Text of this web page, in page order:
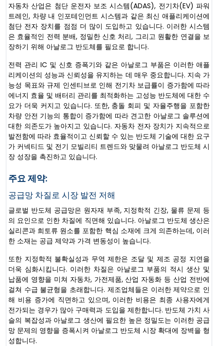
자동차 산업은 첨단 운전자 보조 시스템(ADAS), 전기차(EV) 파워
트레인, 차량 내 인포테인먼트 시스템과 같은 최신 애플리케이션에
첨단 전자 장치를 점점 더 많이 도입하고 있습니다. 이러한 시스템
은 효율적인 전력 분배, 정밀한 신호 처리, 그리고 원활한 연결을 보
장하기 위해 아날로그 반도체를 필요로 합니다.
전력 관리 IC 및 신호 증폭기와 같은 아날로그 부품은 이러한 애플
리케이션의 성능과 신뢰성을 유지하는 데 매우 중요합니다. 지속 가
능성 목표와 규제 인센티브로 인해 전기차 보급률이 증가함에 따라
에너지 효율 및 배터리 관리를 최적화하는 고성능 반도체에 대한 수
요가 더욱 커지고 있습니다. 또한, 충돌 회피 및 자율주행을 포함한
차량 안전 기능의 통합이 증가함에 따라 견고한 아날로그 솔루션에
대한 의존도가 높아지고 있습니다. 자동차 전자 장치가 지속적으로
발전함에 따라 효율적이고 신뢰할 수 있는 반도체 기술에 대한 요구
가 커넥티드 및 전기 모빌리티 트렌드와 맞물려 아날로그 반도체 시
장 성장을 촉진하고 있습니다.
주요 제약:
공급망 차질로 시장 발전 저해
글로벌 반도체 공급망은 원자재 부족, 지정학적 긴장, 물류 문제 등
의 요인으로 인한 차질에 직면해 있습니다. 아날로그 반도체 생산은
실리콘과 희토류 원소를 포함한 핵심 소재에 크게 의존하는데, 이러
한 소재는 공급 제약과 가격 변동성이 높습니다.
또한 지정학적 불확실성과 무역 제한은 조달 및 제조 공정 지연을
더욱 심화시킵니다. 이러한 차질은 아날로그 부품의 적시 생산 및
납품에 영향을 미쳐 자동차, 가전제품, 산업 자동화 등 산업 전반에
걸쳐 수급 불균형을 초래합니다. 제조업체들은 이러한 제약으로 인
해 비용 증가에 직면하고 있으며, 이러한 비용은 최종 사용자에게
전가되는 경우가 많아 구매력과 도입을 제한합니다. 반도체 가치 사
슬의 복잡성과 아날로그 생산에 필요한 높은 정밀도는 이러한 공급
망 문제의 영향을 증폭시켜 아날로그 반도체 시장 확대에 장벽을 형
성합니다.